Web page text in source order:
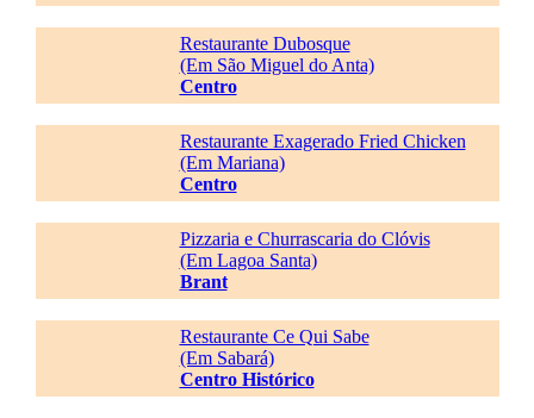
Restaurante Dubosque
(Em São Miguel do Anta)
Centro
Restaurante Exagerado Fried Chicken
(Em Mariana)
Centro
Pizzaria e Churrascaria do Clóvis
(Em Lagoa Santa)
Brant
Restaurante Ce Qui Sabe
(Em Sabará)
Centro Histórico